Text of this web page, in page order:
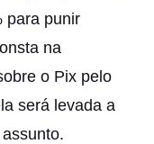
para punir
na
o Pix pelo
será levada a